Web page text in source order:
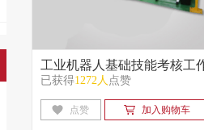
工业机器人基础技能考核工
站
已获得1272人 点赞
点赞 加入购物车